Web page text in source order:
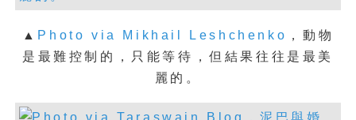
▲ Photo via Mikhail Leshchenko ， 動物
是最難控制的，只能等待，但結果往往是最美
麗的。